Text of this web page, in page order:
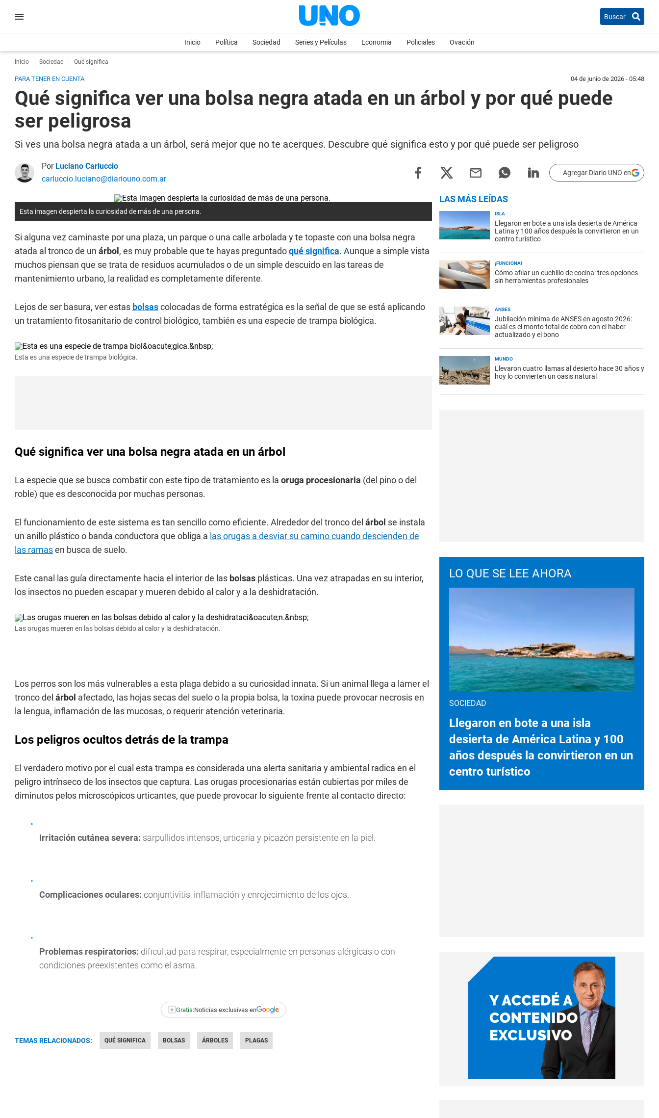
Buscar
Inicio Política Sociedad Series y Películas Economia Policiales Ovación
Inicio Sociedad Qué significa
PARA TENER EN CUENTA 04 de junio de 2026 - 05:48
Qué significa ver una bolsa negra atada en un árbol y por qué puede
ser peligrosa
Si ves una bolsa negra atada a un árbol, será mejor que no te acerques. Descubre qué significa esto y por qué puede ser peligroso
Por Luciano Carluccio
carluccio.luciano@diariouno.com.ar
Agregar Diario UNO en
Esta imagen despierta la curiosidad de más de una persona.
Si alguna vez caminaste por una plaza, un parque o una calle arbolada y te topaste con una bolsa negra
atada al tronco de un árbol , es muy probable que te hayas preguntadoqué significa. Aunque a simple vista
muchos piensan que se trata de residuos acumulados o de un simple descuido en las tareas de
mantenimiento urbano, la realidad es completamente diferente.
Lejos de ser basura, ver estas bolsascolocadas de forma estratégica es la señal de que se está aplicando
un tratamiento fitosanitario de control biológico, también es una especie de trampa biológica.
Esta es una especie de trampa biológica.
Qué significa ver una bolsa negra atada en un árbol
La especie que se busca combatir con este tipo de tratamiento es la oruga procesionaria (del pino o del
roble) que es desconocida por muchas personas.
El funcionamiento de este sistema es tan sencillo como eficiente. Alrededor del tronco del árbol se instala
un anillo plástico o banda conductora que obliga a las orugas a desviar su camino cuando descienden de
las ramasen busca de suelo.
Este canal las guía directamente hacia el interior de las bolsas plásticas. Una vez atrapadas en su interior,
los insectos no pueden escapar y mueren debido al calor y a la deshidratación.
Las orugas mueren en las bolsas debido al calor y la deshidratación.
Los perros son los más vulnerables a esta plaga debido a su curiosidad innata. Si un animal llega a lamer el
tronco del árbol afectado, las hojas secas del suelo o la propia bolsa, la toxina puede provocar necrosis en
la lengua, inflamación de las mucosas, o requerir atención veterinaria.
Los peligros ocultos detrás de la trampa
El verdadero motivo por el cual esta trampa es considerada una alerta sanitaria y ambiental radica en el
peligro intrínseco de los insectos que captura. Las orugas procesionarias están cubiertas por miles de
diminutos pelos microscópicos urticantes, que puede provocar lo siguiente frente al contacto directo:
Irritación cutánea severa: sarpullidos intensos, urticaria y picazón persistente en la piel.
Complicaciones oculares: conjuntivitis, inflamación y enrojecimiento de los ojos.
Problemas respiratorios: dificultad para respirar, especialmente en personas alérgicas o con
condiciones preexistentes como el asma.
+ Gratis:Noticias exclusivas en
TEMAS RELACIONADOS: QUÉ SIGNIFICA BOLSAS ÁRBOLES PLAGAS
LAS MÁS LEÍDAS
ISLA
Llegaron en bote a una isla desierta de América
Latina y 100 años después la convirtieron en un
centro turístico
¡FUNCIONA!
Cómo afilar un cuchillo de cocina: tres opciones
sin herramientas profesionales
ANSES
Jubilación mínima de ANSES en agosto 2026:
cuál es el monto total de cobro con el haber
actualizado y el bono
MUNDO
Llevaron cuatro llamas al desierto hace 30 años y
hoy lo convierten un oasis natural
LO QUE SE LEE AHORA
SOCIEDAD
Llegaron en bote a una isla
desierta de América Latina y 100
años después la convirtieron en un
centro turístico